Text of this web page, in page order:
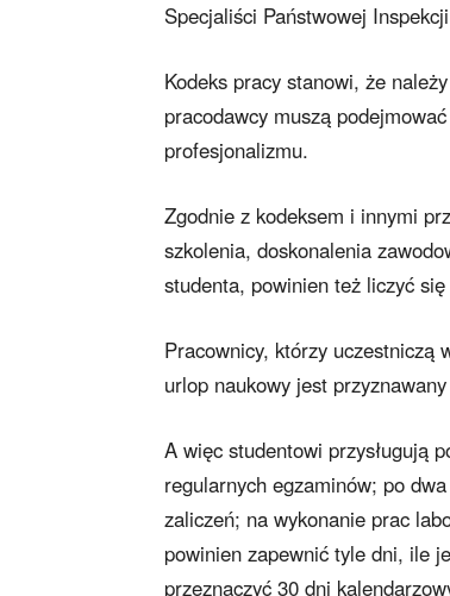
Specjaliści Państwowej
Kodeks pracy stanowi, że
pracodawcy muszą
profesjonalizmu.
Zgodnie z kodeksem i innymi
szkolenia, doskonalenia
studenta, powinien też liczyć
Pracownicy, którzy uczestniczą
urlop naukowy jest
A więc studentowi przysługują
regularnych egzaminów; po
zaliczeń; na wykonanie prac
powinien zapewnić tyle dni, ile
przeznaczyć 30 dni